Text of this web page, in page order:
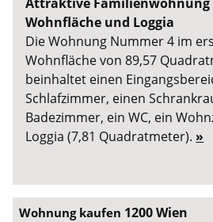
Attraktive Familienwohnung
Wohnfläche und Loggia
Die Wohnung Nummer 4 im
Wohnfläche von 89,57
beinhaltet einen
Schlafzimmer, einen
Badezimmer, ein WC, ein
Loggia (7,81 Quadratmeter). »
Wohnung kaufen 1200 Wien